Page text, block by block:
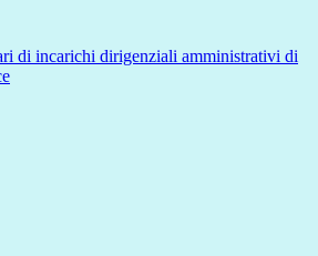
di incarichi dirigenziali amministrativi di